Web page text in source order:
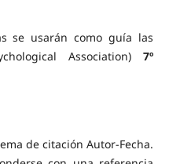
se usarán como guía las
Association)7º
de citación Autor-Fecha.